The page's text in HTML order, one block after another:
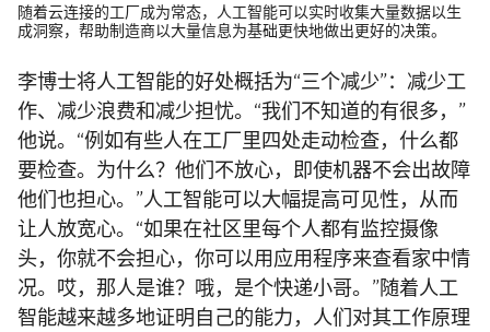
随着云连接的工厂成为常态，人工智能可以实时收集大量数据以生
成洞察，帮助制造商以大量信息为基础更快地做出更好的决策。
李博士将人工智能的好处概括为“三个减少”：减少工
作、减少浪费和减少担忧。“我们不知道的有很多，”
他说。“例如有些人在工厂里四处走动检查，什么都
要检查。为什么？他们不放心，即使机器不会出故障
他们也担心。”人工智能可以大幅提高可见性，从而
让人放宽心。“如果在社区里每个人都有监控摄像
头，你就不会担心，你可以用应用程序来查看家中情
况。哎，那人是谁？哦，是个快递小哥。”随着人工
智能越来越多地证明自己的能力，人们对其工作原理